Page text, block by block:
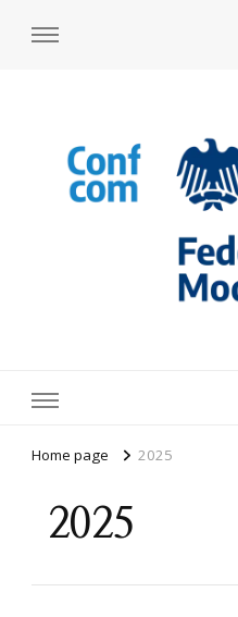
Home page 2025
2025